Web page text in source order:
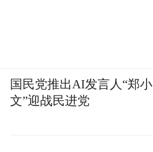
国民党推出AI发言人“郑小
文”迎战民进党